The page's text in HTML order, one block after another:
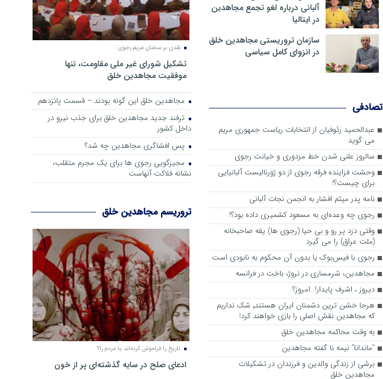
آلبانی درباره لغو تجمع مجاهدین
در ایتالیا
سازمان تروریستی مجاهدین خلق
در انزوای کامل سیاسی
تصادفی
عبدالحمید رئوفیان از انتخابات ریاست جمهوری مریم
می گوید
سالروز علنی شدن خط مزدوری و خیانت رجوی
وحشت فزاینده فرقه رجوی از دو ژورنالیست آلبانیایی
برای چیست؟!
نامه پدر میثم افشار به انجمن نجات آلبانی
رجوی چه وعده‌ای به مسعود کشمیری داده بود؟!
وقتی دزد پر رو و بی حیا (رجوی ها) یقه صاحبخانه
(ملت عراق) را می گیرد
رجوی با فیس‌بوک یا بدون آن محکوم به نابودی است
مجاهدین، شرم‎ساری در نروژ، باخت در فرانسه
ديروز ، اشرف پايدار!…امروز؟
هرجا خشن ترین دشمنان ایران هستند٬ شک نداریم
که مجاهدین نقش اصلی را بازی خواهند کرد!
به وقت محاکمه مجاهدین خلق
“ماندانا” نیمه نا گفته مجاهدین
برشی از زندگی والدین و فرزندان در تشکیلات
مجاهدین خلق
نقدی بر سخنان مریم رجوی
تشکیل شورای غیر ملی مقاومت، تنها
موفقیت مجاهدین خلق
مجاهدین خلق این گونه بودند – قسمت پانزدهم
ترفند جدید مجاهدین خلق برای جذب نیرو در
داخل کشور
پس افشاگری مجاهدین چه شد؟
مجیزگویی رجوی ها برای یک مجرم متقلب،
نشانه فلاکت آنهاست
تروریسم مجاهدین خلق
تاریخ را فراموش کرده‌اند یا مردم را؟
ادعای صلح در سایه گذشته‌ای پر از خون